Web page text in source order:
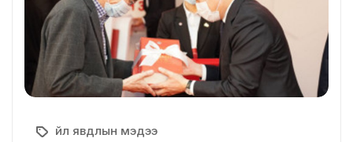
Үйл явдлын мэдээ